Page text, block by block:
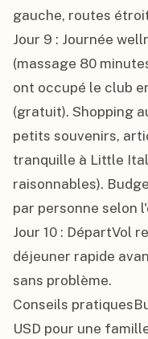
gauche, routes
Jour 9 : Journée
(massage 80
ont occupé le club
(gratuit). Shopping
petits souvenirs,
tranquille à Little
raisonnables).
par personne selon
Jour 10 : DépartVol
déjeuner rapide
sans problème.
Conseils
USD pour une